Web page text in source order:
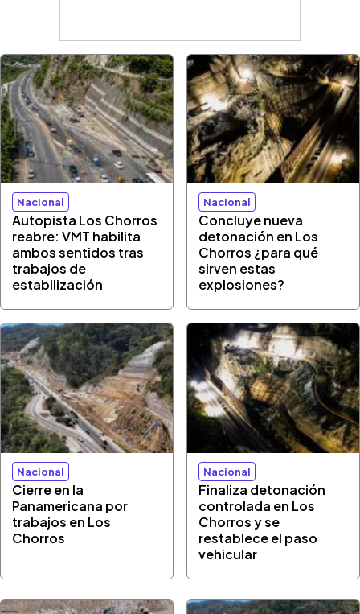
Nacional
Autopista Los Chorros
reabre: VMT habilita
ambos sentidos tras
trabajos de
estabilización
Nacional
Concluye nueva
detonación en Los
Chorros ¿para qué
sirven estas
explosiones?
Nacional
Cierre en la
Panamericana por
trabajos en Los
Chorros
Nacional
Finaliza detonación
controlada en Los
Chorros y se
restablece el paso
vehicular